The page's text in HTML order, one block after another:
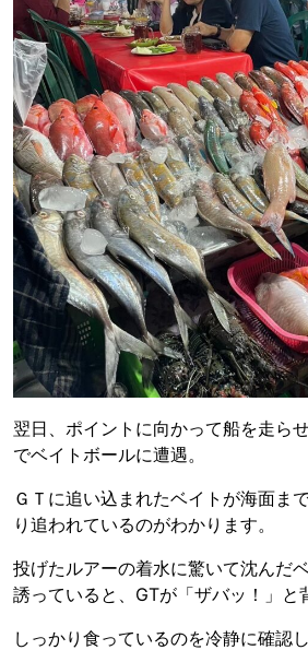
翌日、ポイントに向かって船を走ら
でベイトボールに遭遇。
ＧＴに追い込まれたベイトが海面ま
り追われているのがわかります。
投げたルアーの着水に驚いて沈んだ
誘っていると、GTが「ザバッ！」と
しっかり食っているのを冷静に確認